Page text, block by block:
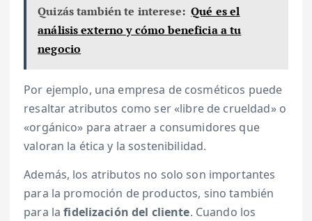
Quizás también te interese: Qué es el
análisis externo y cómo beneficia a tu
negocio
Por ejemplo, una empresa de cosméticos puede
resaltar atributos como ser «libre de crueldad» o
«orgánico» para atraer a consumidores que
valoran la ética y la sostenibilidad.
Además, los atributos no solo son importantes
para la promoción de productos, sino también
para lafidelización del cliente. Cuando los